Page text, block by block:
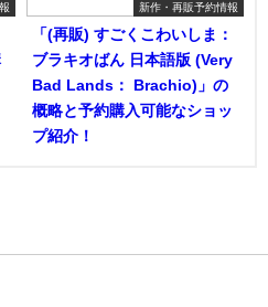
新作・再販予約情報
「(再販) すごくこわいしま：
ブラキオばん 日本語版 (Very
Bad Lands： Brachio)」の
概略と予約購入可能なショッ
プ紹介！